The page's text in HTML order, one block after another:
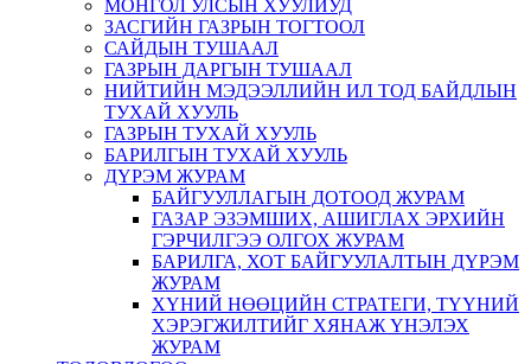
МОНГОЛ УЛСЫН ХУУЛИУД
ЗАСГИЙН ГАЗРЫН ТОГТООЛ
САЙДЫН ТУШААЛ
ГАЗРЫН ДАРГЫН ТУШААЛ
НИЙТИЙН МЭДЭЭЛЛИЙН ИЛ ТОД БАЙДЛЫН
ТУХАЙ ХУУЛЬ
ГАЗРЫН ТУХАЙ ХУУЛЬ
БАРИЛГЫН ТУХАЙ ХУУЛЬ
ДҮРЭМ ЖУРАМ
БАЙГУУЛЛАГЫН ДОТООД ЖУРАМ
ГАЗАР ЭЗЭМШИХ, АШИГЛАХ ЭРХИЙН
ГЭРЧИЛГЭЭ ОЛГОХ ЖУРАМ
БАРИЛГА, ХОТ БАЙГУУЛАЛТЫН ДҮРЭМ
ЖУРАМ
ХҮНИЙ НӨӨЦИЙН СТРАТЕГИ, ТҮҮНИЙ
ХЭРЭГЖИЛТИЙГ ХЯНАЖ ҮНЭЛЭХ
ЖУРАМ